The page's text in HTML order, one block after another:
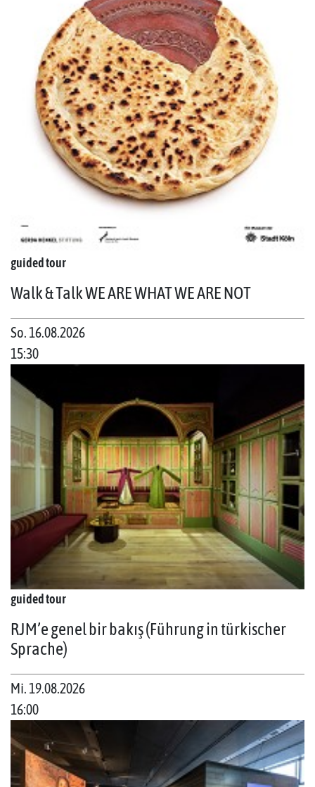
guided tour
Walk & Talk WE ARE WHAT WE ARE NOT
So. 16.08.2026
15:30
guided tour
RJM’e genel bir bakış (Führung in türkischer
Sprache)
Mi. 19.08.2026
16:00